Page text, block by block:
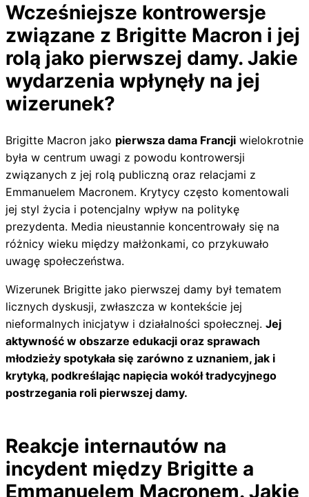
Wcześniejsze kontrowersje
związane z Brigitte Macron i jej
rolą jako pierwszej damy. Jakie
wydarzenia wpłynęły na jej
wizerunek?
Brigitte Macron jako pierwsza dama Francji wielokrotnie
była w centrum uwagi z powodu kontrowersji
związanych z jej rolą publiczną oraz relacjami z
Emmanuelem Macronem. Krytycy często komentowali
jej styl życia i potencjalny wpływ na politykę
prezydenta. Media nieustannie koncentrowały się na
różnicy wieku między małżonkami, co przykuwało
uwagę społeczeństwa.
Wizerunek Brigitte jako pierwszej damy był tematem
licznych dyskusji, zwłaszcza w kontekście jej
nieformalnych inicjatyw i działalności społecznej. Jej
aktywność w obszarze edukacji oraz sprawach
młodzieży spotykała się zarówno z uznaniem, jak i
krytyką, podkreślając napięcia wokół tradycyjnego
postrzegania roli pierwszej damy.
Reakcje internautów na
incydent między Brigitte a
Emmanuelem Macronem. Jakie